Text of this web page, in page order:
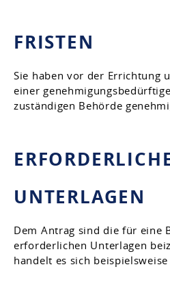
FRISTEN
Sie haben vor der Errichtung
einer
zuständigen Behörde
UNTERLAGEN
Dem Antrag sind die für eine
erforderlichen Unterlagen
handelt es sich beispielsweise